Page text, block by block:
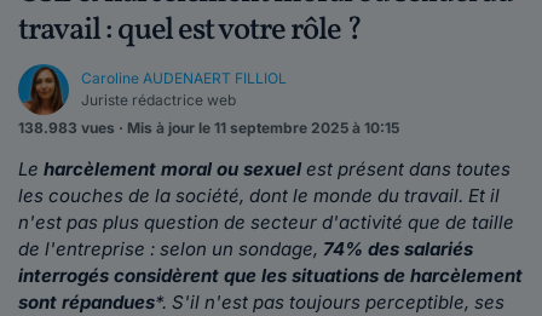
travail : quel est votre rôle ?
Caroline AUDENAERT FILLIOL
Juriste rédactrice web
138.983 vues · Mis à jour le 11 septembre 2025 à 10:15
Le harcèlement moral ou sexuel est présent dans toutes
les couches de la société, dont le monde du travail. Et il
n'est pas plus question de secteur d'activité que de taille
de l'entreprise : selon un sondage, 74% des salariés
interrogés considèrent que les situations de harcèlement
sont répandues*. S'il n'est pas toujours perceptible, ses